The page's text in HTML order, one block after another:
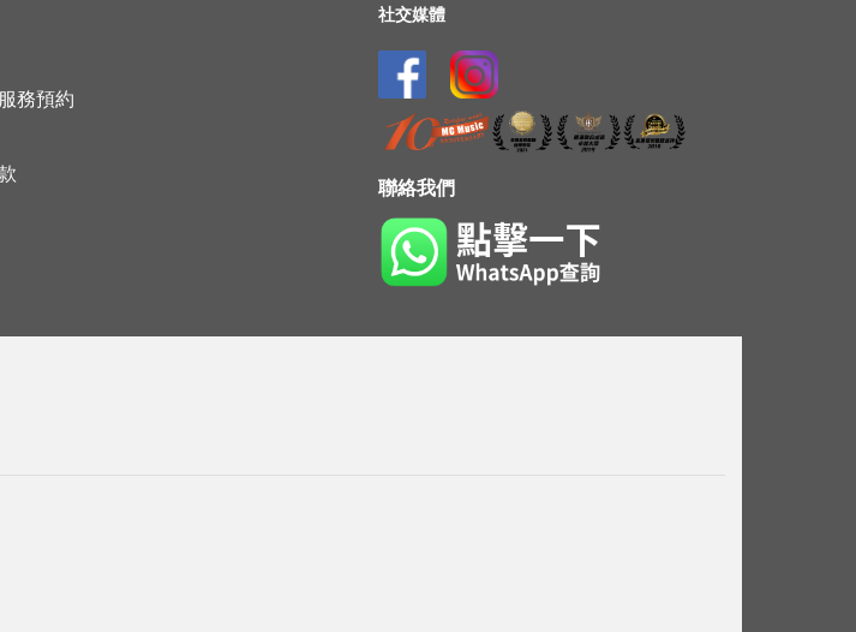
社交媒體
務預約
聯絡我們